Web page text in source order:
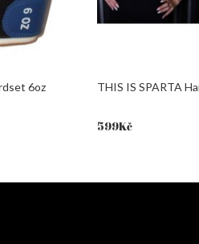
6oz THIS IS SPARTA
599Kč